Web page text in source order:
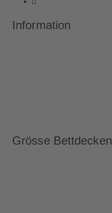
Information
Grösse Bettdecken